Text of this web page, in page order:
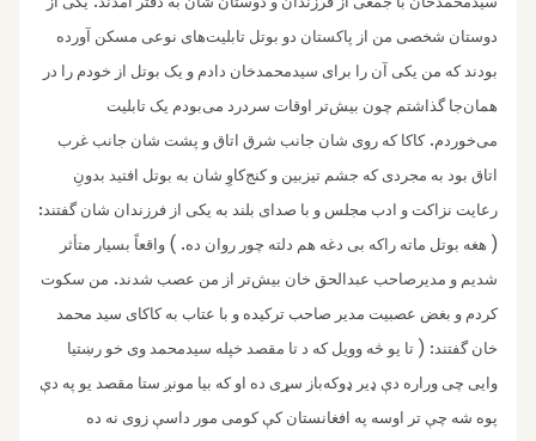
دوستان شخصی من از پاکستان دو بوتل تابلیت‌های نوعی مسکن آورده
بودند که من یکی آن را برای سیدمحمدخان دادم و یک بوتل از خودم را در
همان‌جا گذاشتم چون بیش‌تر اوقات سردرد می‌بودم یک تابلیت
می‌خوردم.کاکا که روی شان جانب شرق اتاق و پشت شان جانب غرب
اتاق بود به مجردی که جشم تیزبین ‌و کنج‌کاوِ شان به بوتل افتید بدونِ
رعایت نزاکت و ادب مجلس و با صدای بلند به یکی از فرزندان شان گفتند :
( هغه بوتل ماته راکه بی دغه هم دلته چور روان ده. ) واقعاً بسیار متأثر
شدیم و مدیرصاحب عبدالحق خان بیش‌تر از من عصب شدند . من سکوت
کردم و بغض عصبیت مدیر صاحب ترکیده و با عتاب به کاکای سید محمد
خان گفتند : ( تا یو څه وویل که د تا مقصد خپله سیدمحمد وی خو رښتیا
وایی چی وراره دې ډیر ډوکه‌باز سړی ده او که بیا مونږ ستا مقصد یو په دې
پوه شه چې تر اوسه په افغانستان کې کومی مور داسې زوی نه ده